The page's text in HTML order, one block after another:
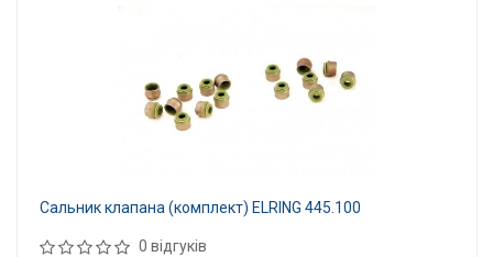
Сальник клапана (комплект) ELRING 445.100
0 відгуків